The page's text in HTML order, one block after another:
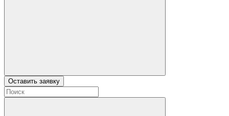
Оставить заявку